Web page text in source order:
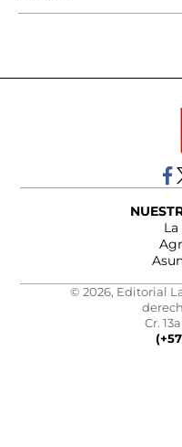
© 2026, Editorial
Cr.